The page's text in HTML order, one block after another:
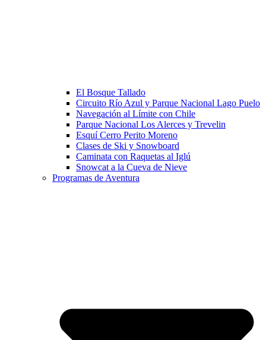
El Bosque Tallado
Circuito Río Azul y Parque Nacional Lago Puelo
Navegación al Límite con Chile
Parque Nacional Los Alerces y Trevelin
Esquí Cerro Perito Moreno
Clases de Ski y Snowboard
Caminata con Raquetas al Iglú
Snowcat a la Cueva de Nieve
Programas de Aventura